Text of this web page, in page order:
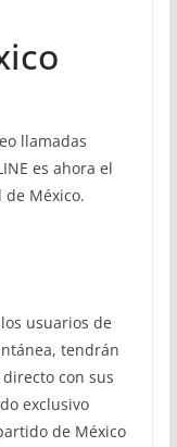
llamadas
es ahora el
de México.
los usuarios de
tendrán
con sus
exclusivo
de México